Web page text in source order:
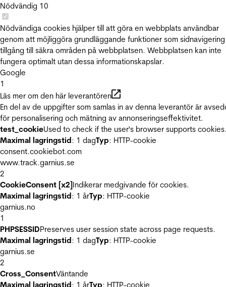
Nödvändig 10
Nödvändiga cookies hjälper till att göra en webbplats användbar
genom att möjliggöra grundläggande funktioner som
tillgång till säkra områden på webbplatsen. Webbplatsen kan inte
fungera optimalt utan dessa informationskapslar.
Google
1
Läs mer om den här leverantören
En del av de uppgifter som samlas in av denna leverantör är
för personalisering och mätning av annonseringseffektivitet.
test_cookieUsed to check if the user's browser supports
Maximal lagringstid: 1 dagTyp: HTTP-cookie
consent.cookiebot.com
www.track.garnius.se
2
CookieConsent [x2]Indikerar medgivande för cookies.
Maximal lagringstid: 1 årTyp: HTTP-cookie
garnius.no
1
PHPSESSIDPreserves user session state across page requests.
Maximal lagringstid: 1 dagTyp: HTTP-cookie
garnius.se
2
Cross_ConsentVäntande
Maximal lagringstid: 1 årTyp: HTTP-cookie